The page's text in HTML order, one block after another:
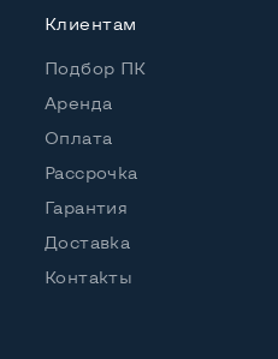
максимальная)
- 2,90 GHz)
DDR3
или HDD
Клиентам
Подбор ПК
Аренда
Оплата
Рассрочка
Гарантия
Доставка
Контакты